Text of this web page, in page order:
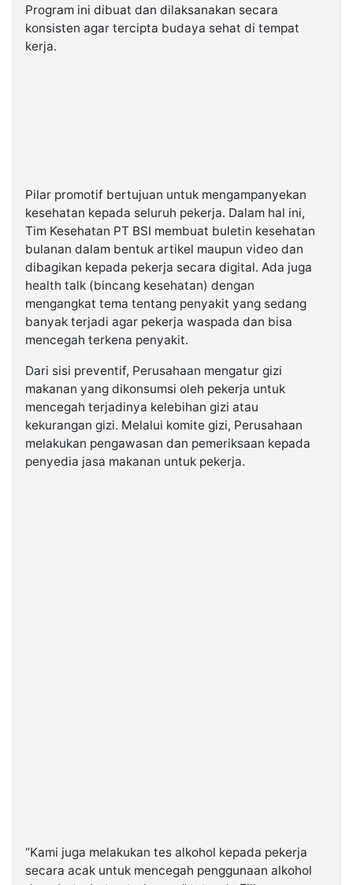
Program ini dibuat dan dilaksanakan secara
konsisten agar tercipta budaya sehat di tempat
kerja.
Pilar promotif bertujuan untuk mengampanyekan
kesehatan kepada seluruh pekerja. Dalam hal ini,
Tim Kesehatan PT BSI membuat buletin kesehatan
bulanan dalam bentuk artikel maupun video dan
dibagikan kepada pekerja secara digital. Ada juga
health talk (bincang kesehatan) dengan
mengangkat tema tentang penyakit yang sedang
banyak terjadi agar pekerja waspada dan bisa
mencegah terkena penyakit.
Dari sisi preventif, Perusahaan mengatur gizi
makanan yang dikonsumsi oleh pekerja untuk
mencegah terjadinya kelebihan gizi atau
kekurangan gizi. Melalui komite gizi, Perusahaan
melakukan pengawasan dan pemeriksaan kepada
penyedia jasa makanan untuk pekerja.
“Kami juga melakukan tes alkohol kepada pekerja
secara acak untuk mencegah penggunaan alkohol